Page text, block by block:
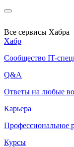
Все сервисы Хабра
Хабр
Сообщество IT-
Q&A
Ответы на любые
Карьера
Профессиональное
Курсы